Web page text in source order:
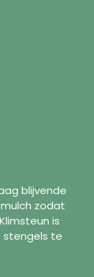
blijvende
zodat
is
stengels te